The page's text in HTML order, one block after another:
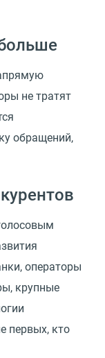
не тратят
обращений,
операторы
крупные
первых, кто